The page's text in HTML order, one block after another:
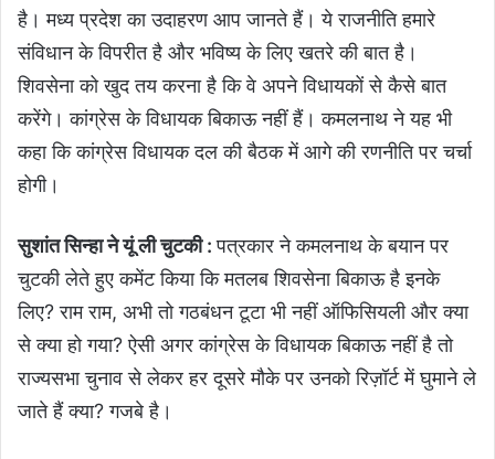
है। मध्य प्रदेश का उदाहरण आप जानते हैं। ये राजनीति हमारे
संविधान के विपरीत है और भविष्य के लिए खतरे की बात है।
शिवसेना को खुद तय करना है कि वे अपने विधायकों से कैसे बात
करेंगे। कांग्रेस के विधायक बिकाऊ नहीं हैं। कमलनाथ ने यह भी
कहा कि कांग्रेस विधायक दल की बैठक में आगे की रणनीति पर चर्चा
होगी।
सुशांत सिन्हा ने यूं ली चुटकी : पत्रकार ने कमलनाथ के बयान पर
चुटकी लेते हुए कमेंट किया कि मतलब शिवसेना बिकाऊ है इनके
लिए? राम राम, अभी तो गठबंधन टूटा भी नहीं ऑफिसियली और क्या
से क्या हो गया? ऐसी अगर कांग्रेस के विधायक बिकाऊ नहीं है तो
राज्यसभा चुनाव से लेकर हर दूसरे मौके पर उनको रिज़ॉर्ट में घुमाने ले
जाते हैं क्या? गजबे है।